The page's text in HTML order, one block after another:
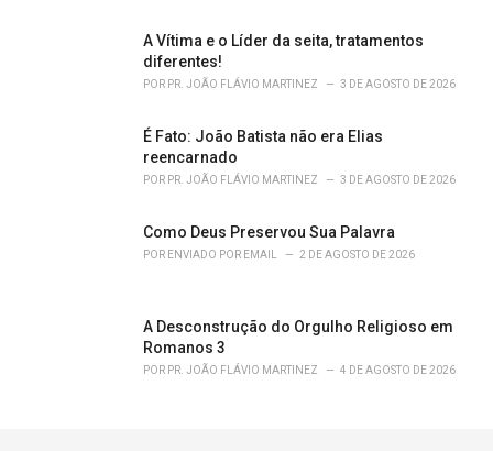
A Vítima e o Líder da seita, tratamentos
diferentes!
POR PR. JOÃO FLÁVIO MARTINEZ 3 DE AGOSTO DE 2026
É Fato: João Batista não era Elias
reencarnado
POR PR. JOÃO FLÁVIO MARTINEZ 3 DE AGOSTO DE 2026
Como Deus Preservou Sua Palavra
POR ENVIADO POR EMAIL 2 DE AGOSTO DE 2026
A Desconstrução do Orgulho Religioso em
Romanos 3
POR PR. JOÃO FLÁVIO MARTINEZ 4 DE AGOSTO DE 2026